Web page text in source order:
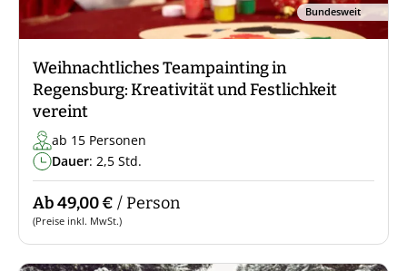
Bundesweit
Weihnachtliches Teampainting in
Regensburg: Kreativität und Festlichkeit
vereint
ab 15 Personen
Dauer: 2,5 Std.
Ab 49,00 € / Person
(Preise inkl. MwSt.)